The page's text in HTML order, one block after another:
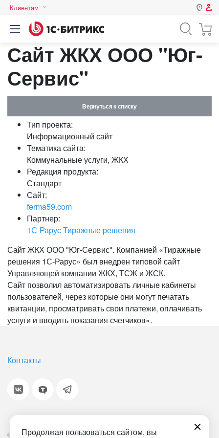
Продолжая пользоваться сайтом, вы
Клиентам
Казахстан
Авторизация
Нет аккаунта?Зарегистрироваться
Пароль
Запомнить меня на этом
Забыли свой пароль?
Сайт ЖКХ ООО "Юг-
Сервис"
Вернуться к списку
Тип проекта:
Информационный сайт
Тематика сайта:
Коммунальные услуги, ЖКХ
Редакция продукта:
Стандарт
Сайт:
ferma59.com
Партнер:
1С-Рарус Тиражные решения
Сайт ЖКХ ООО "Юг-Сервис". Компанией «Тиражные
решения 1С-Рарус» был внедрен типовой сайт
Управляющей компании ЖКХ, ТСЖ и ЖСК.
Сайт позволил автоматизировать личные кабинеты
пользователей, через которые они могут печатать
квитанции, просматривать свои платежи, оплачивать
услуги и вводить показания счетчиков».
Контакты
© 2001-2026 «Битрикс», «1С-Битрикс». Работает на